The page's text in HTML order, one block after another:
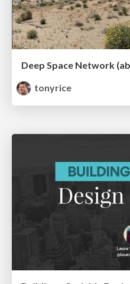
Deep Space Network
tonyrice